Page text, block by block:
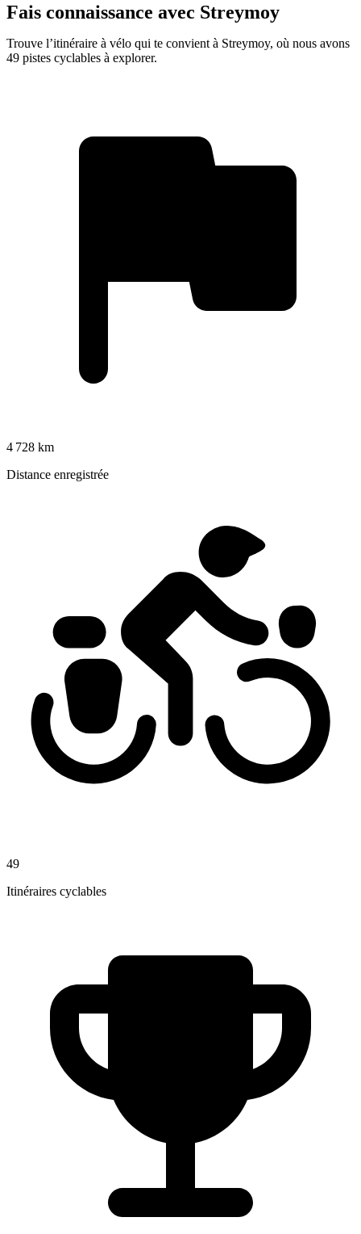
Fais connaissance avec Streymoy
Trouve l’itinéraire à vélo qui te convient à Streymoy, où nous avons
49 pistes cyclables à explorer.
4 728 km
Distance enregistrée
49
Itinéraires cyclables